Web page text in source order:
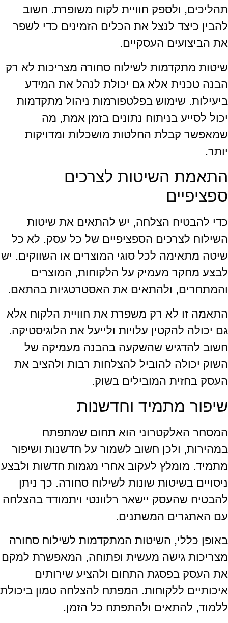
תהליכים, ולספק חוויית לקוח משופרת. חשוב
להבין כיצד לנצל את הכלים הזמינים כדי לשפר
את הביצועים העסקיים.
שיטות מתקדמות לשילוח סחורה מצריכות לא רק
הבנה טכנית אלא גם יכולת לנהל את המידע
ביעילות. שימוש בפלטפורמות ניהול מתקדמות
יכול לסייע בניתוח נתונים בזמן אמת, מה
שמאפשר קבלת החלטות מושכלות ומדויקות
יותר.
התאמת השיטות לצרכים
ספציפיים
כדי להבטיח הצלחה, יש להתאים את שיטות
השילוח לצרכים הספציפיים של כל עסק. לא כל
שיטה מתאימה לכל סוגי המוצרים או השווקים. יש
לבצע מחקר מעמיק על הלקוחות, המוצרים
והמתחרים, ולהתאים את האסטרטגיות בהתאם.
התאמה זו לא רק משפרת את חוויית הלקוח אלא
גם יכולה להקטין עלויות ולייעל את הלוגיסטיקה.
חשוב להדגיש שהשקעה בהבנה מעמיקה של
השוק יכולה להוביל להצלחות רבות ולהציב את
העסק בחזית המובילים בשוק.
שיפור מתמיד וחדשנות
המסחר האלקטרוני הוא תחום שמתפתח
במהירות, ולכן חשוב לשמור על חדשנות ושיפור
מתמיד. מומלץ לעקוב אחרי מגמות חדשות ולבצע
ניסויים בשיטות שונות לשילוח סחורה. כך ניתן
להבטיח שהעסק יישאר רלוונטי ויתמודד בהצלחה
עם האתגרים המשתנים.
באופן כללי, השיטות המתקדמות לשילוח סחורה
מצריכות גישה מעשית ופתוחה, המאפשרת למקם
את העסק בפסגת התחום ולהציע שירותים
איכותיים ללקוחות. המפתח להצלחה טמון ביכולת
ללמוד, להתאים ולהתפתח כל הזמן.